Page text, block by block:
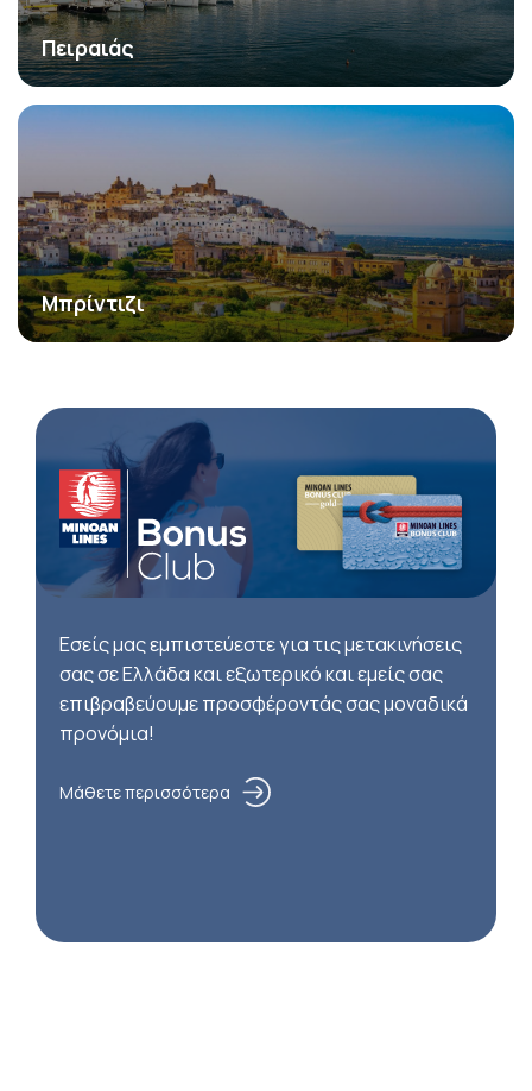
Πειραιάς
Μπρίντιζι
Εσείς μας εμπιστεύεστε για τις μετακινήσεις
σας σε Ελλάδα και εξωτερικό και εμείς σας
επιβραβεύουμε προσφέροντάς σας μοναδικά
προνόμια!
Μάθετε περισσότερα